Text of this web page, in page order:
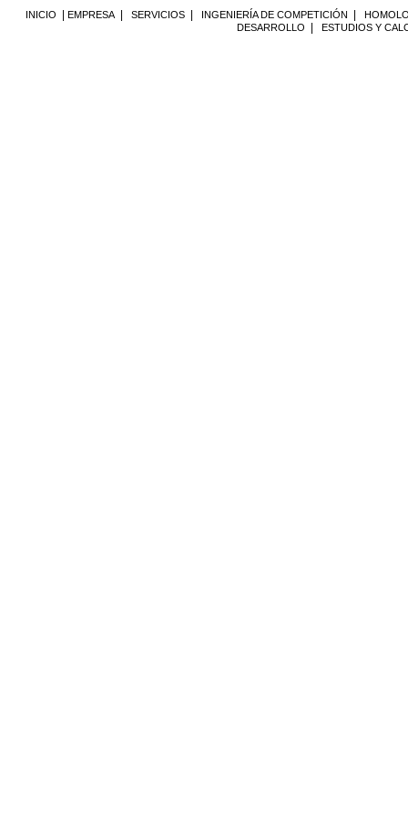
INICIO EMPRESA| SERVICIOS| INGENIERÍA DE COMPETICIÓN
DESARROLLO
ESTUDIOS Y